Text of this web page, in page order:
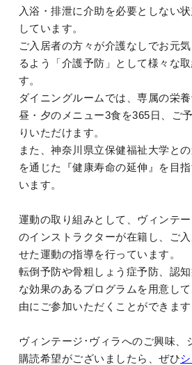
入浴・排泄に介助を必要としない
しています。
ご入居者の方々が介護なしでお元
るよう「介護予防」として様々な
す。
ダイニングルームでは、専属の栄
昼・夕のメニュー3食を365日、ご
りいただけます。
また、神奈川県立保健福祉大学と
を通じた『健康寿命の延伸』を目
います。
運動の取り組みとして、ヴィンテ
のインストラクターが在籍し、ご
せた運動の指導を行っています。
転倒予防や骨粗しょう症予防、認
な効果のあるプログラムを用意し
由にご参加いただくことができます
ヴィンテージ･ヴィラへのご興味、
購読希望がございましたら、ぜひ